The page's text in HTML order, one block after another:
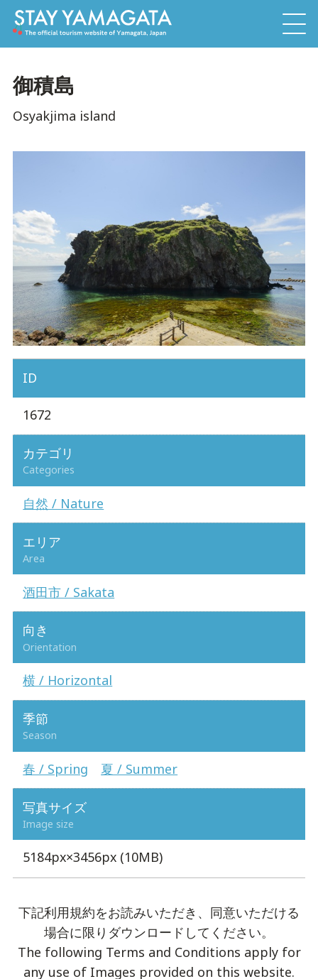
御積島
Osyakjima island
ID
1672
カテゴリ
Categories
自然 / Nature
エリア
Area
酒田市 / Sakata
向き
Orientation
横 / Horizontal
季節
Season
春 / Spring
夏 / Summer
写真サイズ
Image size
5184px×3456px (10MB)
下記利用規約をお読みいただき、同意いただける
場合に限りダウンロードしてください。
The following Terms and Conditions apply for
any use of Images provided on this website.